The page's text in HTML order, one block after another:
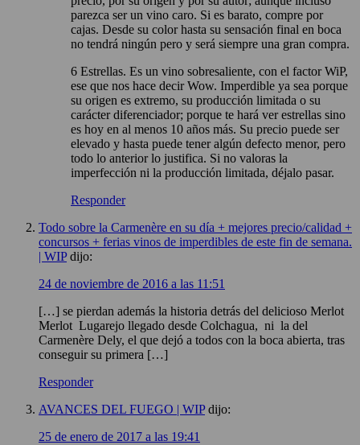
parezca ser un vino caro. Si es barato, compre por
cajas. Desde su color hasta su sensación final en boca
no tendrá ningún pero y será siempre una gran compra.
6 Estrellas. Es un vino sobresaliente, con el factor WiP,
ese que nos hace decir Wow. Imperdible ya sea porque
su origen es extremo, su producción limitada o su
carácter diferenciador; porque te hará ver estrellas sino
es hoy en al menos 10 años más. Su precio puede ser
elevado y hasta puede tener algún defecto menor, pero
todo lo anterior lo justifica. Si no valoras la
imperfección ni la producción limitada, déjalo pasar.
Responder
Todo sobre la Carmenère en su día + mejores precio/calidad +
concursos + ferias vinos de imperdibles de este fin de semana.
| WIP dijo:
24 de noviembre de 2016 a las 11:51
[…] se pierdan además la historia detrás del delicioso Merlot
Merlot Lugarejo llegado desde Colchagua, ni la del
Carmenère Dely, el que dejó a todos con la boca abierta, tras
conseguir su primera […]
Responder
AVANCES DEL FUEGO | WIP dijo:
25 de enero de 2017 a las 19:41